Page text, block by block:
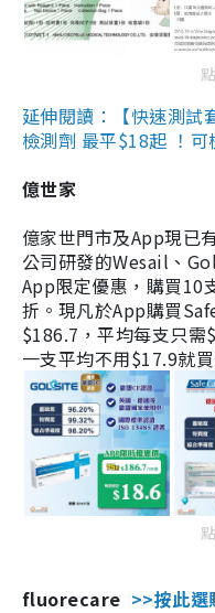
延伸閱讀：【快速測試
檢測劑 最平$18起 ！
億世家
億家世門市及App現已
公司研發的Wesail、
App限定優惠，購買10
折。現凡於App購買
$186.7，平均每支只需
一支平均不用$17.9就
fluorecare >>按此選